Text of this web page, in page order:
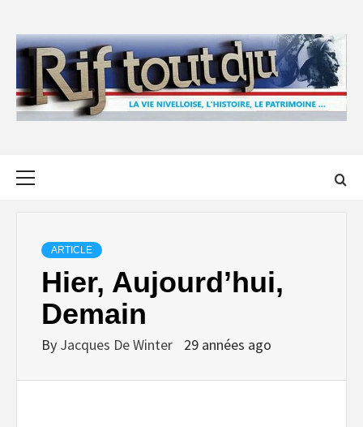
content
ARTICLE
Hier, Aujourd’hui,
Demain
By Jacques De Winter 29 années ago